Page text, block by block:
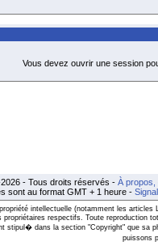
Vous devez ouvrir une session
- Tous droits réservés - À propos,
sont au format GMT + 1 heure -
intellectuelle (notamment les
propriétaires respectifs. Toute reproduction
stipul� dans la section "Copyright" que sa
puissons